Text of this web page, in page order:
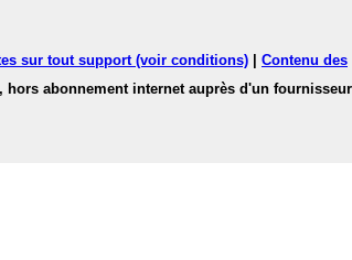
sur tout support (voir conditions)
Contenu des
hors abonnement internet auprès d'un fournisseur